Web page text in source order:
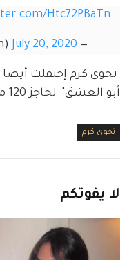
Htc72PBaTn
— Najwa Karam (@najwakaram)
July 20, 2020
نجوى كرم إحتفلت أيضا
أبو العشق"  لحاجز 120 مليون مشاهدة على اليوتيوب.
نجوى كرم
لا يفوتكم